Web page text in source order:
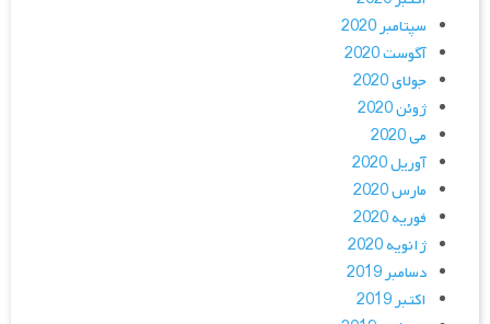
سپتامبر 2020
آگوست 2020
جولای 2020
ژوئن 2020
می 2020
آوریل 2020
مارس 2020
فوریه 2020
ژانویه 2020
دسامبر 2019
اکتبر 2019